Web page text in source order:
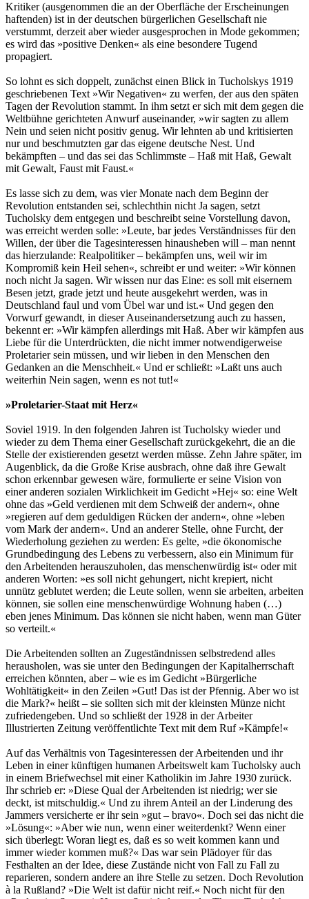
Kritiker (ausgenommen die an der Oberfläche der Erscheinungen
haftenden) ist in der deutschen bürgerlichen Gesellschaft nie
verstummt, derzeit aber wieder ausgesprochen in Mode gekommen;
es wird das »positive Denken« als eine besondere Tugend
propagiert.
So lohnt es sich doppelt, zunächst einen Blick in Tucholskys 1919
geschriebenen Text »Wir Negativen« zu werfen, der aus den späten
Tagen der Revolution stammt. In ihm setzt er sich mit dem gegen die
Weltbühne gerichteten Anwurf auseinander, »wir sagten zu allem
Nein und seien nicht positiv genug. Wir lehnten ab und kritisierten
nur und beschmutzten gar das eigene deutsche Nest. Und
bekämpften – und das sei das Schlimmste – Haß mit Haß, Gewalt
mit Gewalt, Faust mit Faust.«
Es lasse sich zu dem, was vier Monate nach dem Beginn der
Revolution entstanden sei, schlechthin nicht Ja sagen, setzt
Tucholsky dem entgegen und beschreibt seine Vorstellung davon,
was erreicht werden solle: »Leute, bar jedes Verständnisses für den
Willen, der über die Tagesinteressen hinausheben will – man nennt
das hierzulande: Realpolitiker – bekämpfen uns, weil wir im
Kompromiß kein Heil sehen«, schreibt er und weiter: »Wir können
noch nicht Ja sagen. Wir wissen nur das Eine: es soll mit eisernem
Besen jetzt, grade jetzt und heute ausgekehrt werden, was in
Deutschland faul und vom Übel war und ist.« Und gegen den
Vorwurf gewandt, in dieser Auseinandersetzung auch zu hassen,
bekennt er: »Wir kämpfen allerdings mit Haß. Aber wir kämpfen aus
Liebe für die Unterdrückten, die nicht immer notwendigerweise
Proletarier sein müssen, und wir lieben in den Menschen den
Gedanken an die Menschheit.« Und er schließt: »Laßt uns auch
weiterhin Nein sagen, wenn es not tut!«
»Proletarier-Staat mit Herz«
Soviel 1919. In den folgenden Jahren ist Tucholsky wieder und
wieder zu dem Thema einer Gesellschaft zurückgekehrt, die an die
Stelle der existierenden gesetzt werden müsse. Zehn Jahre später, im
Augenblick, da die Große Krise ausbrach, ohne daß ihre Gewalt
schon erkennbar gewesen wäre, formulierte er seine Vision von
einer anderen sozialen Wirklichkeit im Gedicht »Hej« so: eine Welt
ohne das »Geld verdienen mit dem Schweiß der andern«, ohne
»regieren auf dem geduldigen Rücken der andern«, ohne »leben
vom Mark der andern«. Und an anderer Stelle, ohne Furcht, der
Wiederholung geziehen zu werden: Es gelte, »die ökonomische
Grundbedingung des Lebens zu verbessern, also ein Minimum für
den Arbeitenden herauszuholen, das menschenwürdig ist« oder mit
anderen Worten: »es soll nicht gehungert, nicht krepiert, nicht
unnütz geblutet werden; die Leute sollen, wenn sie arbeiten, arbeiten
können, sie sollen eine menschenwürdige Wohnung haben (…)
eben jenes Minimum. Das können sie nicht haben, wenn man Güter
so verteilt.«
Die Arbeitenden sollten an Zugeständnissen selbstredend alles
herausholen, was sie unter den Bedingungen der Kapitalherrschaft
erreichen könnten, aber – wie es im Gedicht »Bürgerliche
Wohltätigkeit« in den Zeilen »Gut! Das ist der Pfennig. Aber wo ist
die Mark?« heißt – sie sollten sich mit der kleinsten Münze nicht
zufriedengeben. Und so schließt der 1928 in der Arbeiter
Illustrierten Zeitung veröffentlichte Text mit dem Ruf »Kämpfe!«
Auf das Verhältnis von Tagesinteressen der Arbeitenden und ihr
Leben in einer künftigen humanen Arbeitswelt kam Tucholsky auch
in einem Briefwechsel mit einer Katholikin im Jahre 1930 zurück.
Ihr schrieb er: »Diese Qual der Arbeitenden ist niedrig; wer sie
deckt, ist mitschuldig.« Und zu ihrem Anteil an der Linderung des
Jammers versicherte er ihr sein »gut – bravo«. Doch sei das nicht die
»Lösung«: »Aber wie nun, wenn einer weiterdenkt? Wenn einer
sich überlegt: Woran liegt es, daß es so weit kommen kann und
immer wieder kommen muß?« Das war sein Plädoyer für das
Festhalten an der Idee, diese Zustände nicht von Fall zu Fall zu
reparieren, sondern andere an ihre Stelle zu setzen. Doch Revolution
à la Rußland? »Die Welt ist dafür nicht reif.« Noch nicht für den